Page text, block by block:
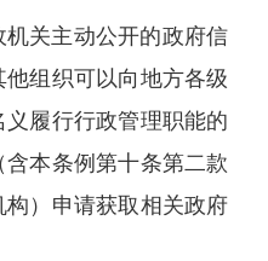
关主动公开的政府信
组织可以向地方各级
履行行政管理职能的
本条例第十条第二款
）申请获取相关政府